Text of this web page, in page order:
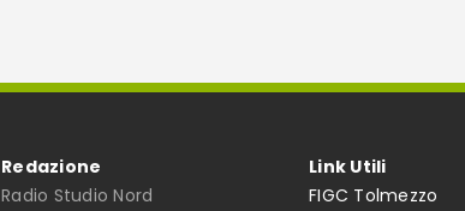
Redazione
Radio Studio Nord
Link Utili
FIGC Tolmezzo